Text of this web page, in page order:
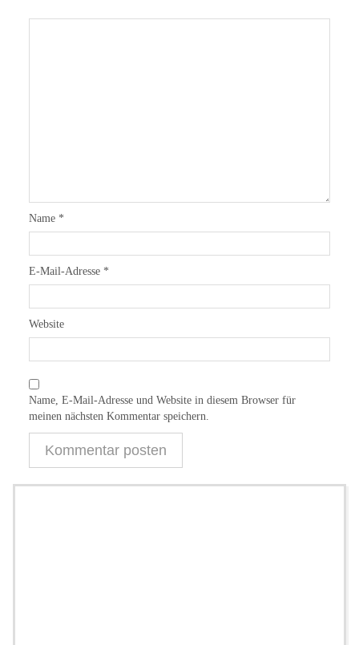
Name *
E-Mail-Adresse *
Website
Name, E-Mail-Adresse und Website in diesem Browser für
meinen nächsten Kommentar speichern.